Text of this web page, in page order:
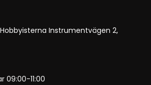
Instrumentvägen 2,
09:00-11:00